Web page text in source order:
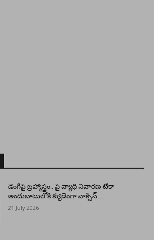
డెంగీపై బ్రహ్మాస్త్రం.. పై వ్యాధి నివారణ టీకా
అందుబాటులోకి క్యుడెంగా వాక్సిన్…..
21 July 2026